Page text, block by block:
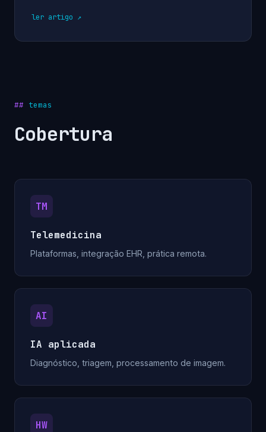
ler artigo
temas
Cobertura
TM
Telemedicina
Plataformas, integração EHR, prática remota.
AI
IA aplicada
Diagnóstico, triagem, processamento de imagem.
HW